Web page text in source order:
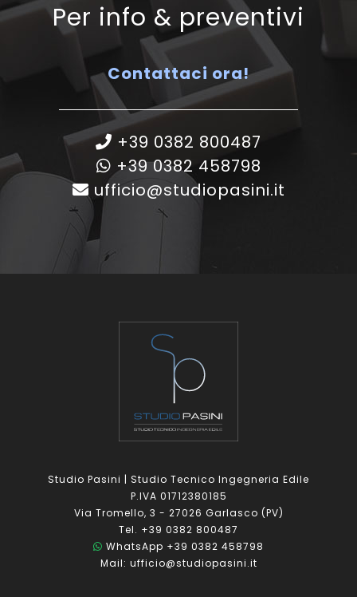
Per info & preventivi
Contattaci ora!
+39 0382 800487
+39 0382 458798
ufficio@studiopasini.it
Studio Pasini | Studio Tecnico Ingegneria Edile
P.IVA 01712380185
Via Tromello, 3 - 27026 Garlasco (PV)
Tel. +39 0382 800487
WhatsApp +39 0382 458798
Mail: ufficio@studiopasini.it